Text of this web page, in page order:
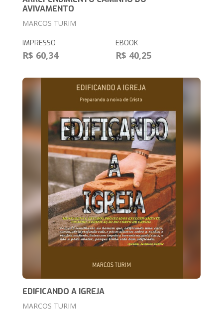
AVIVAMENTO
MARCOS TURIM
IMPRESSO
R$ 60,34
EBOOK
R$ 40,25
EDIFICANDO A IGREJA
MARCOS TURIM